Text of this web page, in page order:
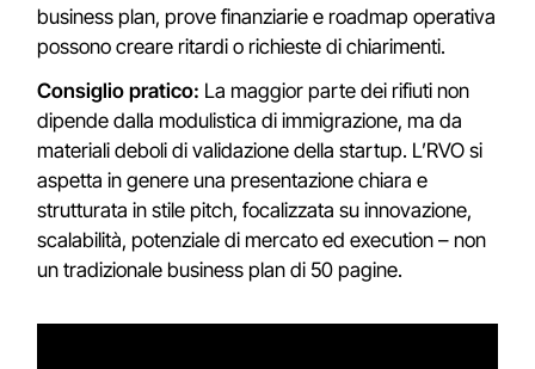
business plan, prove finanziarie e roadmap operativa
possono creare ritardi o richieste di chiarimenti.
Consiglio pratico: La maggior parte dei rifiuti non
dipende dalla modulistica di immigrazione, ma da
materiali deboli di validazione della startup. L’RVO si
aspetta in genere una presentazione chiara e
strutturata in stile pitch, focalizzata su innovazione,
scalabilità, potenziale di mercato ed execution – non
un tradizionale business plan di 50 pagine.